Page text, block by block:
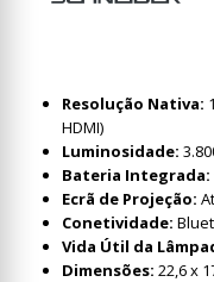
Resolução Nativa:
HDMI)
Luminosidade:
Bateria Integrada:
Ecrã de Projeção:
Conetividade:
Vida Útil da
Dimensões: 22,6 x